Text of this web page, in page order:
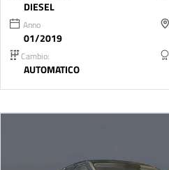
DIESEL
Anno
01/2019
Cambio:
AUTOMATICO